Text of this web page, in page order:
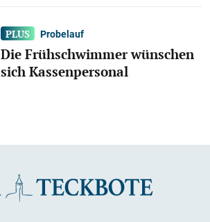
Probelauf
Die Frühschwimmer wünschen
sich Kassenpersonal